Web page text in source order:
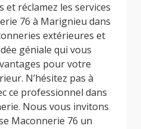
et réclamez les services
76 à Marignieu dans
extérieures et
géniale qui vous
pour votre
N’hésitez pas à
ce professionnel dans
Nous vous invitons
Maconnerie 76 un